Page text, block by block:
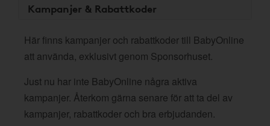
Kampanjer & Rabattkoder
Här finns kampanjer och rabattkoder till BabyOnline
att använda, exklusivt genom Sponsorhuset.
Just nu har inte BabyOnline några aktiva
kampanjer. Återkom gärna senare för att ta del av
kampanjer, rabattkoder och bra erbjudanden.